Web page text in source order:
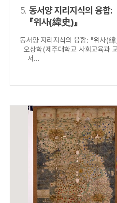
5. 동서양 지리지식의 융합:
『위사(緯史)』
동서양 지리지식의 융합: 『위사(緯
오상학(제주대학교 사회교육과
서...